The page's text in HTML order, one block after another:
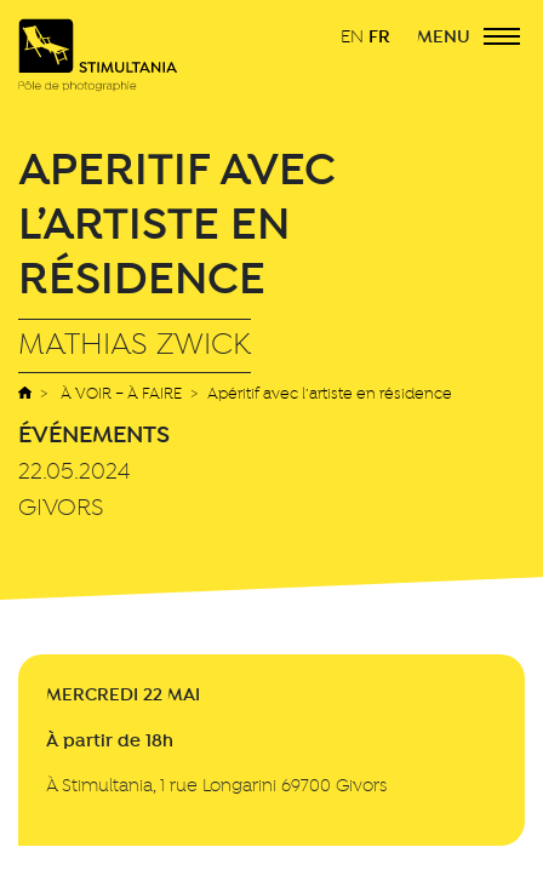
EN FR MENU
APÉRITIF AVEC
L’ARTISTE EN
RÉSIDENCE
MATHIAS ZWICK
À VOIR – À FAIRE Apéritif avec l’artiste en résidence
ÉVÉNEMENTS
22.05.2024
GIVORS
MERCREDI 22 MAI
À partir de 18h
À Stimultania, 1 rue Longarini 69700 Givors